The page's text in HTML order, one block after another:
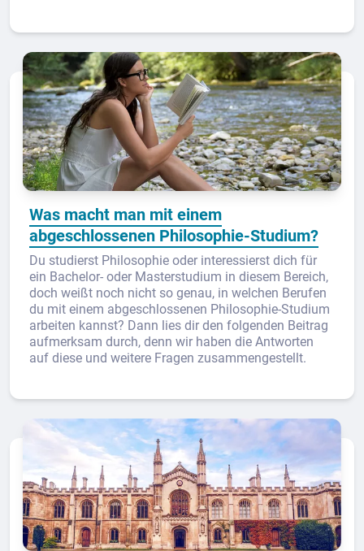
Was macht man mit einem
abgeschlossenen Philosophie-Studium?
Du studierst Philosophie oder interessierst dich für
ein Bachelor- oder Masterstudium in diesem Bereich,
doch weißt noch nicht so genau, in welchen Berufen
du mit einem abgeschlossenen Philosophie-Studium
arbeiten kannst? Dann lies dir den folgenden Beitrag
aufmerksam durch, denn wir haben die Antworten
auf diese und weitere Fragen zusammengestellt.